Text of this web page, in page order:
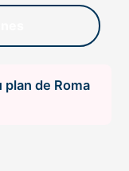
plan de Roma